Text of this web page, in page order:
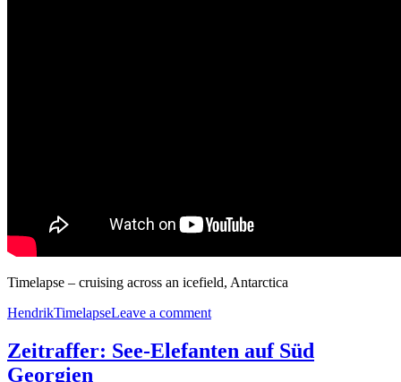
Timelapse – cruising across an icefield, Antarctica
HendrikTimelapseLeave a comment
Zeitraffer: See-Elefanten auf Süd
Georgien